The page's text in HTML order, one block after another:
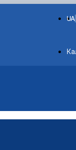
UA